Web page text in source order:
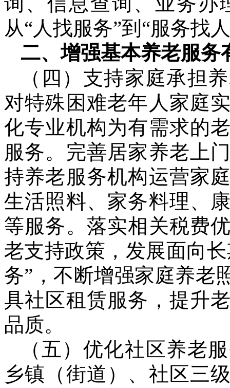
从“人找服务”到“服务找
二、增强基本养老服务
（四）支持家庭承担
对特殊困难老年人家庭
化专业机构为有需求的
服务。完善居家养老上
持养老服务机构运营家
生活照料、家务料理、
等服务。落实相关税费
老支持政策，发展面向
务”，不断增强家庭养老
具社区租赁服务，提升
品质。
（五）优化社区养老
乡镇（街道）、社区三